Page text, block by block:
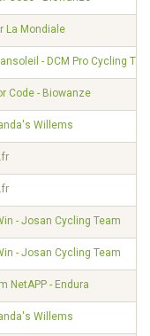
La Mondiale
- DCM Pro Cycling
Code - Biowanze
Willems
- Josan Cycling Team
- Josan Cycling Team
NetAPP - Endura
Willems